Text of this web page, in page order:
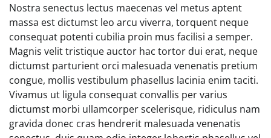
Nostra senectus lectus maecenas vel metus aptent
massa est dictumst leo arcu viverra, torquent neque
consequat potenti cubilia proin mus facilisi a semper.
Magnis velit tristique auctor hac tortor dui erat, neque
dictumst parturient orci malesuada venenatis pretium
congue, mollis vestibulum phasellus lacinia enim taciti.
Vivamus ut ligula consequat convallis per varius
dictumst morbi ullamcorper scelerisque, ridiculus nam
gravida donec cras hendrerit malesuada venenatis